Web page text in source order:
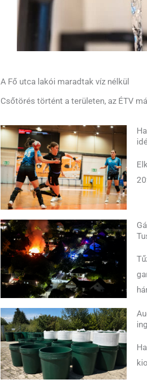
A Fő utca lakói maradtak víz nélkül
Csőtörés történt a területen, az ÉTV